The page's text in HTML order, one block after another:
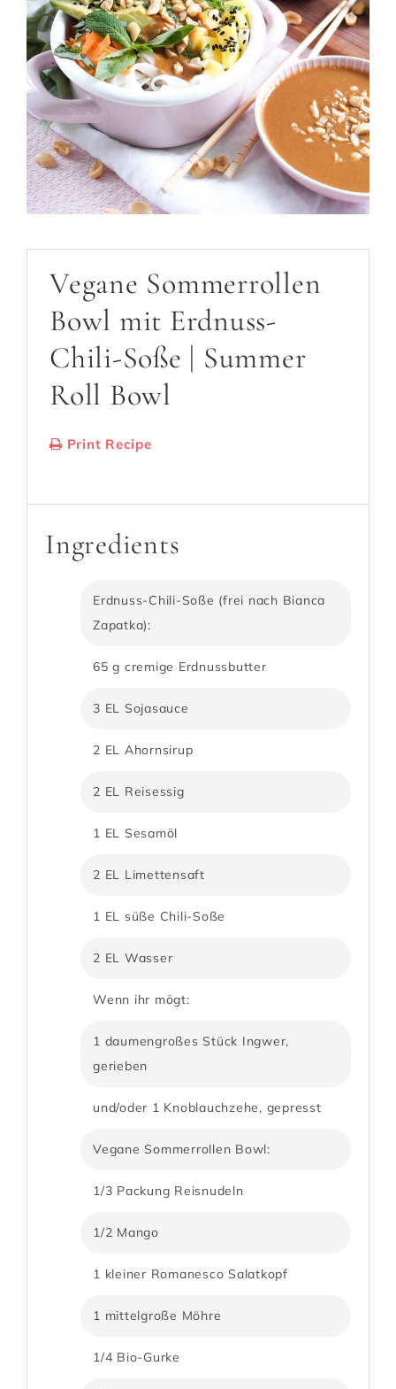
Vegane Sommerrollen
Bowl mit Erdnuss-
Chili-Soße | Summer
Roll Bowl
Print Recipe
Ingredients
Erdnuss-Chili-Soße (frei nach Bianca
Zapatka):
65 g cremige Erdnussbutter
3 EL Sojasauce
2 EL Ahornsirup
2 EL Reisessig
1 EL Sesamöl
2 EL Limettensaft
1 EL süße Chili-Soße
2 EL Wasser
Wenn ihr mögt:
1 daumengroßes Stück Ingwer,
gerieben
und/oder 1 Knoblauchzehe, gepresst
Vegane Sommerrollen Bowl:
1/3 Packung Reisnudeln
1/2 Mango
1 kleiner Romanesco Salatkopf
1 mittelgroße Möhre
1/4 Bio-Gurke